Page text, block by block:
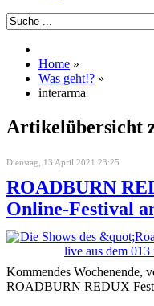
Home »
Was geht!? »
interarma
Artikelübersicht
Dienstag, 13 April 2021 23:25
ROADBURN
Online-Festival
Kommendes Wochenende,
ROADBURN REDUX